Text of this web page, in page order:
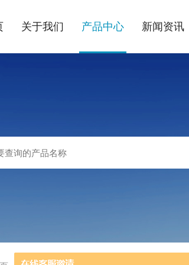
关于我们 产品中心 新闻资讯